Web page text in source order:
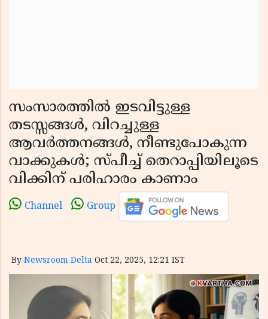
സംസാരത്തിൽ ഇടവിട്ടുള്ള
തടസ്സങ്ങൾ, വിറച്ചുള്ള
ആവർത്തനങ്ങൾ, നീണ്ടുപോകുന്ന
വാക്കുകൾ; സ്പീച്ച് തെറാപ്പിയിലൂടെ
വിക്കിന് പരിഹാരം കാണാം
Channel Group
By Newsroom Delta Oct 22, 2025, 12:21 IST